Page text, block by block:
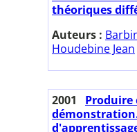
théoriques
Auteurs :
Houdebine Jean
2001
Produire